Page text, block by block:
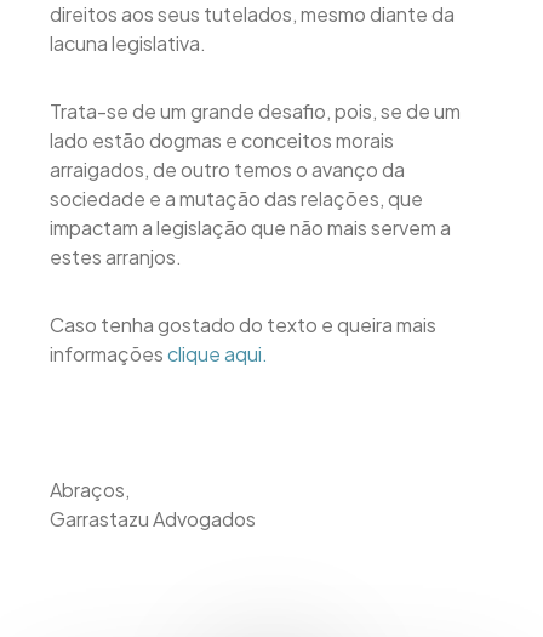
direitos aos seus tutelados, mesmo diante da
lacuna legislativa.
Trata-se de um grande desafio, pois, se de um
lado estão dogmas e conceitos morais
arraigados, de outro temos o avanço da
sociedade e a mutação das relações, que
impactam a legislação que não mais servem a
estes arranjos.
Caso tenha gostado do texto e queira mais
informaçõesclique aqui.
Abraços,
Garrastazu Advogados